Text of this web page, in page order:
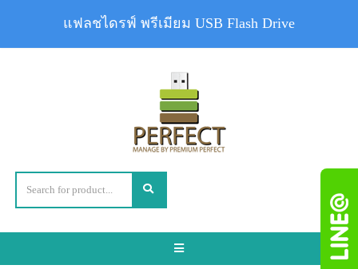
Toggle
แฟลชไดรฟ์ พรีเมียม USB Flash Drive